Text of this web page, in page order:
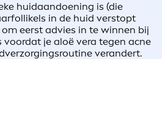
huidaandoening is (die
in de huid verstopt
eerst advies in te winnen bij
je aloë vera tegen acne
verandert.